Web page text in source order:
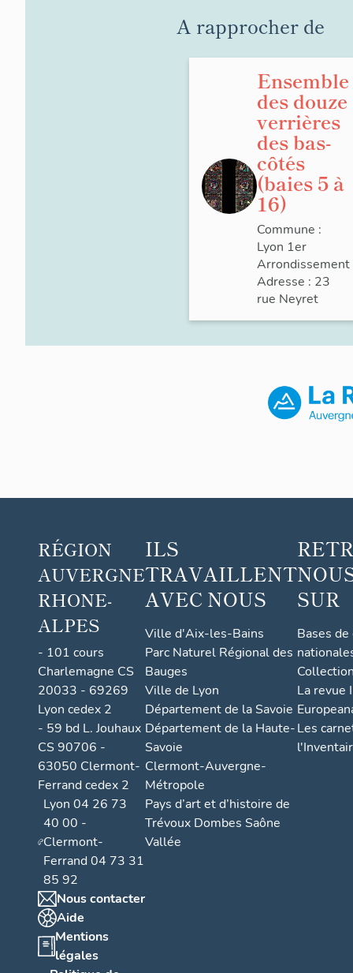
A rapprocher de
Ensemble
des douze
verrières
des bas-
côtés
(baies 5 à
16)
Commune :
Lyon 1er
Arrondissement
Adresse : 23
rue Neyret
RÉGION
AUVERGNE
RHONE-
ALPES
- 101 cours
Charlemagne CS
20033 - 69269
Lyon cedex 2
- 59 bd L. Jouhaux
CS 90706 -
63050 Clermont-
Ferrand cedex 2
Lyon 04 26 73
40 00 -
Clermont-
Ferrand 04 73 31
85 92
Nous contacter
Aide
Mentions
légales
ILS
TRAVAILLENT
AVEC NOUS
Ville d'Aix-les-Bains
Parc Naturel Régional des
Bauges
Ville de Lyon
Département de la Savoie
Département de la Haute-
Savoie
Clermont-Auvergne-
Métropole
Pays d’art et d’histoire de
Trévoux Dombes Saône
Vallée
SUR
Bases
La revue
Les